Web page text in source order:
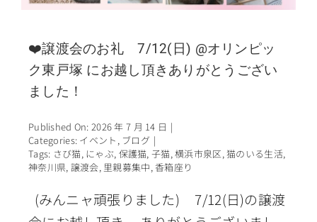
❤️譲渡会のお礼 7/12(日) @オリンピッ
ク東戸塚 にお越し頂きありがとうござい
ました！
Published On: 2026 年 7 月 14 日 |
Categories: イベント , ブログ |
Tags: さび猫, にゃぶ, 保護猫,子猫,横浜市泉区,猫のいる生活,
神奈川県, 譲渡会, 里親募集中,香箱座り
(みんニャ頑張りました) 7/12(日)の譲渡